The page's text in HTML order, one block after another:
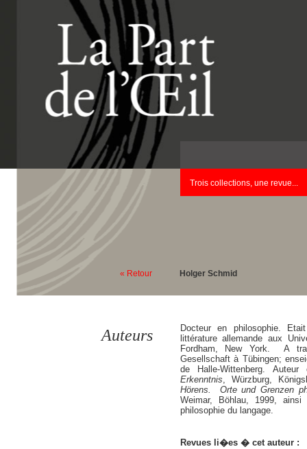
Trois collections, une revue...
« Retour Holger Schmid
Auteurs
Docteur en philosophie.
littérature allemande aux
Fordham, New York. A
Gesellschaft à Tübingen;
de Halle-Wittenberg.
Erkenntnis, Würzburg,
Hörens. Orte und Grenzen
Weimar, Böhlau, 1999,
philosophie du langage.
Revues li�es � cet auteur :